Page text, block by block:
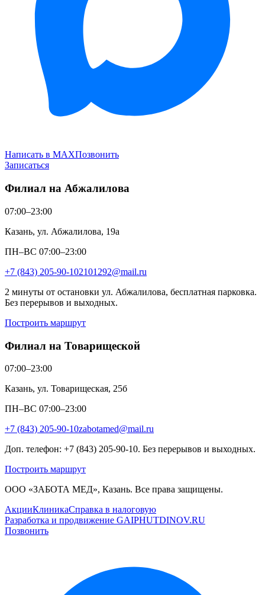
Написать в MAXПозвонить
Записаться
Филиал на Абжалилова
07:00–23:00
Казань, ул. Абжалилова, 19а
ПН–ВС 07:00–23:00
+7 (843) 205-90-102101292@mail.ru
2 минуты от остановки ул. Абжалилова, бесплатная парковка.
Без перерывов и выходных.
Построить маршрут
Филиал на Товарищеской
07:00–23:00
Казань, ул. Товарищеская, 25б
ПН–ВС 07:00–23:00
+7 (843) 205-90-10zabotamed@mail.ru
Доп. телефон: +7 (843) 205-90-10. Без перерывов и выходных.
Построить маршрут
ООО «ЗАБОТА МЕД», Казань. Все права защищены.
АкцииКлиникаСправка в налоговую
Разработка и продвижение GAIPHUTDINOV.RU
Позвонить